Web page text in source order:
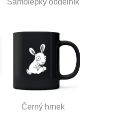
Černý hrnek